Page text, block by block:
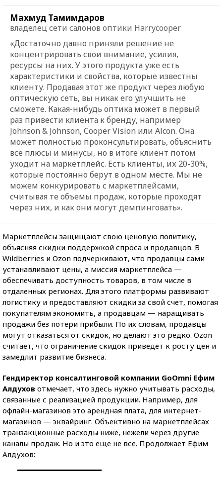
Махмуд Тамимдаров
владелец сети салонов оптики Harrycooper
«Достаточно давно приняли решение не
концентрировать свои внимание, усилия,
ресурсы на них. У этого продукта уже есть
характеристики и свойства, которые известны
клиенту. Продавая этот же продукт через любую
оптическую сеть, вы никак его улучшить не
сможете. Какая-нибудь оптика может в первый
раз привести клиента к бренду, например
Johnson & Johnson, Cooper Vision или Alcon. Она
может полностью проконсультировать, объяснить
все плюсы и минусы, но в итоге клиент потом
уходит на маркетплейс. Есть клиенты, их 20-30%,
которые постоянно берут в одном месте. Мы не
можем конкурировать с маркетплейсами,
считывая те объемы продаж, которые проходят
через них, и как они могут демпинговать».
Маркетплейсы защищают свою ценовую политику,
объясняя скидки поддержкой спроса и продавцов. В
Wildberries и Ozon подчеркивают, что продавцы сами
устанавливают цены, а миссия маркетплейса —
обеспечивать доступность товаров, в том числе в
отдаленных регионах. Для этого платформы развивают
логистику и предоставляют скидки за свой счет, помогая
покупателям экономить, а продавцам — наращивать
продажи без потери прибыли. По их словам, продавцы
могут отказаться от скидок, но делают это редко. Ozon
считает, что ограничение скидок приведет к росту цен и
замедлит развитие бизнеса.
Гендиректор консалтинговой компании GoOmni Ефим
Алдухов отмечает, что здесь нужно учитывать расходы,
связанные с реализацией продукции. Например, для
офлайн-магазинов это арендная плата, для интернет-
магазинов — эквайринг. Объективно на маркетплейсах
транзакционные расходы ниже, нежели через другие
каналы продаж. Но и это еще не все. Продолжает Ефим
Алдухов: